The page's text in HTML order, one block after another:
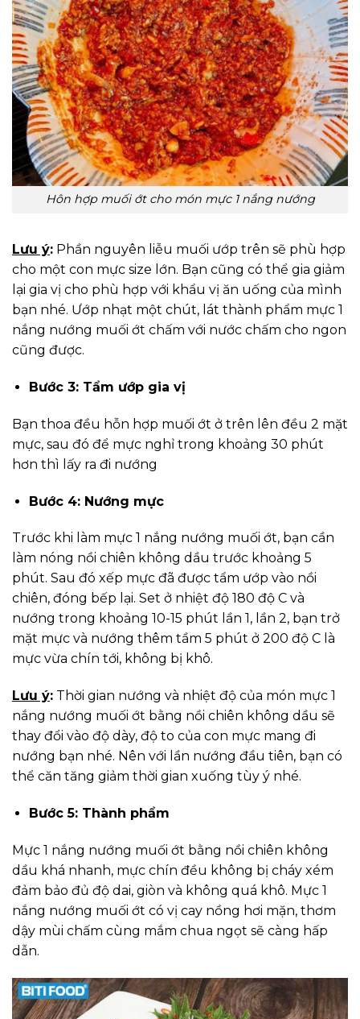
Hôn hợp muối ớt cho món mực 1 nắng nướng
Lưu ý: Phần nguyên liễu muối ướp trên sẽ phù hợp
cho một con mực size lớn. Bạn cũng có thể gia giảm
lại gia vị cho phù hợp với khẩu vị ăn uống của mình
bạn nhé. Ướp nhạt một chút, lát thành phẩm mực 1
nắng nướng muối ớt chấm với nước chấm cho ngon
cũng được.
Bước 3: Tẩm ướp gia vị
Bạn thoa đều hỗn hợp muối ớt ở trên lên đều 2 mặt
mực, sau đó để mực nghỉ trong khoảng 30 phút
hơn thì lấy ra đi nướng
Bước 4: Nướng mực
Trước khi làm mực 1 nắng nướng muối ớt, bạn cần
làm nóng nồi chiên không dầu trước khoảng 5
phút. Sau đó xếp mực đã được tẩm ướp vào nồi
chiên, đóng bếp lại. Set ở nhiệt độ 180 độ C và
nướng trong khoảng 10-15 phút lần 1, lần 2, bạn trở
mặt mực và nướng thêm tầm 5 phút ở 200 độ C là
mực vừa chín tới, không bị khô.
Lưu ý: Thời gian nướng và nhiệt độ của món mực 1
nắng nướng muối ớt bằng nồi chiên không dầu sẽ
thay đổi vào độ dày, độ to của con mực mang đi
nướng bạn nhé. Nên với lần nướng đầu tiên, bạn có
thể căn tăng giảm thời gian xuống tùy ý nhé.
Bước 5: Thành phẩm
Mực 1 nắng nướng muối ớt bằng nồi chiên không
dầu khá nhanh, mực chín đều không bị cháy xém
đảm bảo đủ độ dai, giòn và không quá khô. Mực 1
nắng nướng muối ớt có vị cay nồng hơi mặn, thơm
dậy mùi chấm cùng mắm chua ngọt sẽ càng hấp
dẫn.